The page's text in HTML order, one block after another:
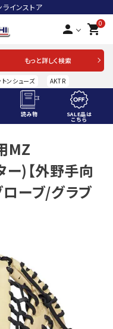
インストア
person 0
shopping_cart
もっと詳しく検索
ンシューズ AKTR
読み物 SALE品は
こちら
MZ
)【外野手向
ローブ/グラブ